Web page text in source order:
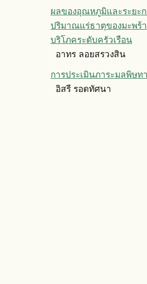
ผลของอุณหภูมิและระยะ
ปริมาณแร่ธาตุของมะพร้า
บริโภคระดับครัวเรือน
อาทร ลอยสรวงสิน
การประเมินภาระมลพิษท
อิสรี รอดทัศนา